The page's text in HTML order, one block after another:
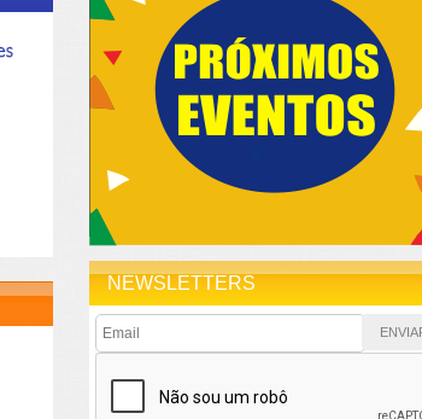
NEWSLETTERS